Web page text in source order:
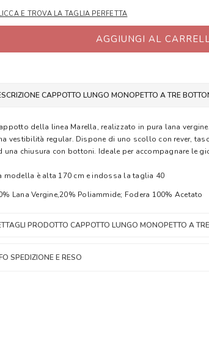
E TROVA LA TAGLIA PERFETTA
AGGIUNGI AL
CAPPOTTO LUNGO MONOPETTO A TRE
della linea Marella, realizzato in pura lana
vestibilità regular. Dispone di uno scollo con rever,
una chiusura con bottoni. Ideale per accompagnare le
modella è alta 170 cm e indossa la taglia 40
Lana Vergine,20% Poliammide; Fodera 100% Acetato
PRODOTTO CAPPOTTO LUNGO MONOPETTO A
SPEDIZIONE E RESO